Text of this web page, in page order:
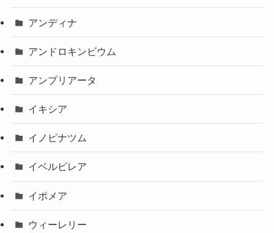
アンディナ
アンドロキンビウム
アンプリアータ
イキシア
イノピナツム
イベルビレア
イポメア
ウィーレリー